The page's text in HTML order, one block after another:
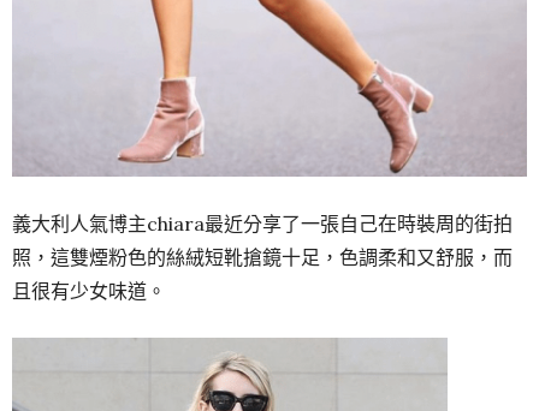
義大利人氣博主chiara最近分享了一張自己在時裝周的街拍
照，這雙煙粉色的絲絨短靴搶鏡十足，色調柔和又舒服，而
且很有少女味道。